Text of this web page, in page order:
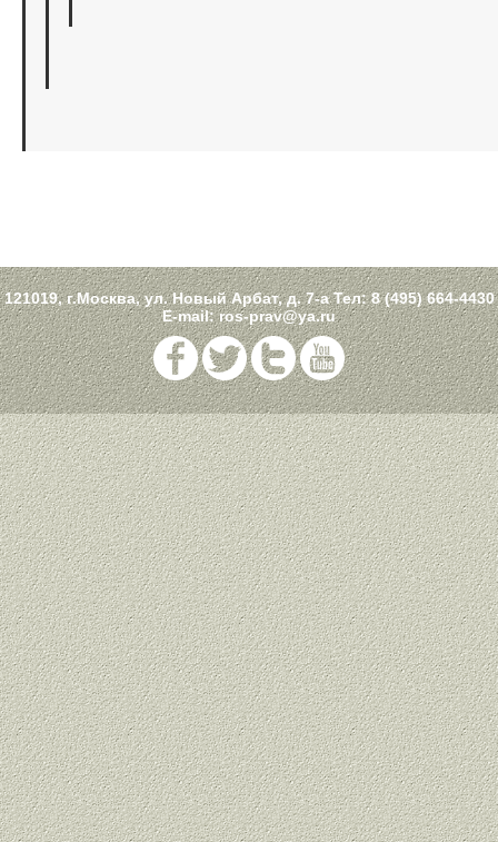
121019, г.Москва, ул. Новый Арбат, д. 7-а Тел:8 (495) 664-4430
E-mail:ros-prav@ya.ru